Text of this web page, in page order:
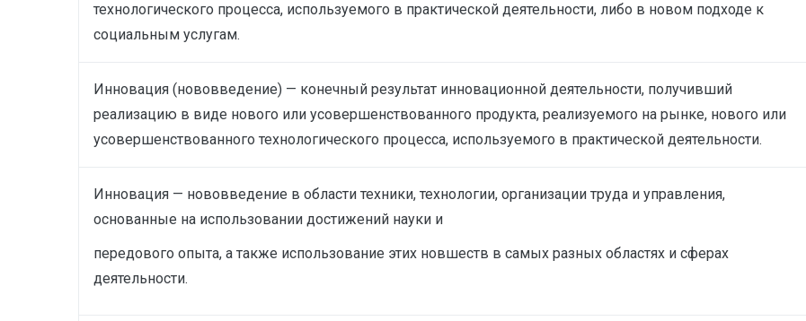
технологического процесса, используемого в практической деятельности, либо в новом подходе к
социальным услугам.
Инновация (нововведение) — конечный результат инновационной деятельности, получивший
реализацию в виде нового или усовершенствованного продукта, реализуемого на рынке, нового или
усовершенствованного технологического процесса, используемого в практической деятельности.
Инновация — нововведение в области техники, технологии, организации труда и управления,
основанные на использовании достижений науки и
передового опыта, а также использование этих новшеств в самых разных областях и сферах
деятельности.